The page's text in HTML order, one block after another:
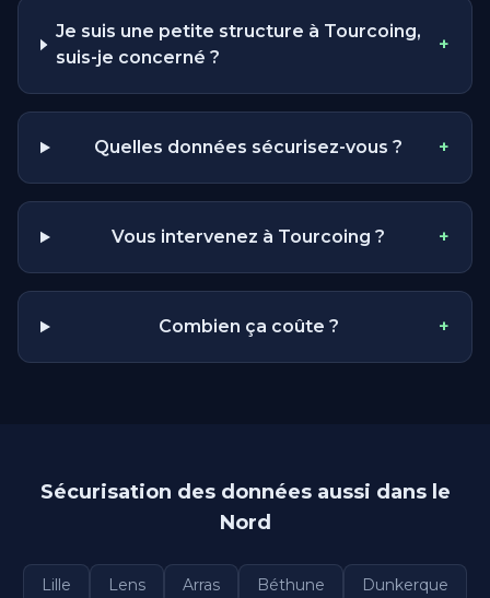
Je suis une petite structure à Tourcoing,
suis-je concerné ?
+
Quelles données sécurisez-vous ? +
Vous intervenez à Tourcoing ? +
Combien ça coûte ? +
Sécurisation des données aussi dans le
Nord
Lille Lens Arras Béthune Dunkerque